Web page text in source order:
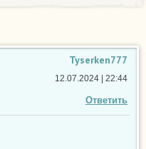
Tyserken777
Ответить
12.07.2024 | 22:44